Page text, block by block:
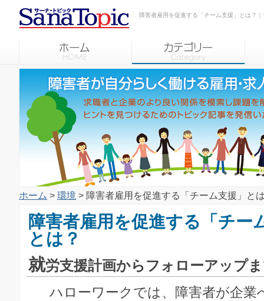
障害者雇用を促進する「チーム支援」とは？
ホーム > 環境 > 障害者雇用を促進する「チーム支援」と
障害者雇用を促進する「チー
とは？
就労支援計画からフォローアップ
ハローワークでは、障害者が企業